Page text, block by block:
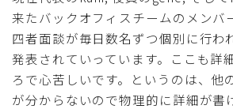
来たバックオフィスチームのメンバ
四者面談が毎日数名ずつ個別に行わ
発表されていっています。ここも詳
ろで心苦しいです。というのは、他
が分からないので物理的に詳細が書